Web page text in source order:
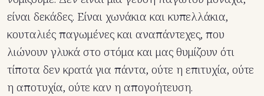
είναι δεκάδες. Είναι χωνάκια και κυπελλάκια,
κουταλιές παγωμένες και αναπάντεχες, που
λιώνουν γλυκά στο στόμα και μας θυμίζουν ότι
τίποτα δεν κρατά για πάντα, ούτε η επιτυχία, ούτε
η αποτυχία, ούτε καν η απογοήτευση.